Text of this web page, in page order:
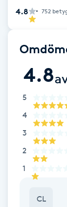
Hudvård
Hyaluronsyra
Hyperhidros
Hårborttagning
Undersköterska
specialiserad
Laser. Ansluten
4.8 752
4.8
5
4
3
2
1
CL